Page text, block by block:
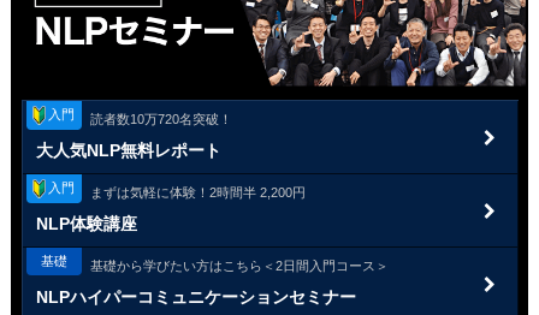
入門 読者数10万720名突破！
大人気NLP無料レポート
入門 まずは気軽に体験！ 2時間半 2,200円
NLP体験講座
基礎 基礎から学びたい方はこちら ＜2日間入門コース＞
NLPハイパーコミュニケーションセミナー